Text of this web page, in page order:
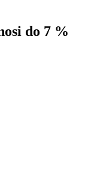
do 7 %